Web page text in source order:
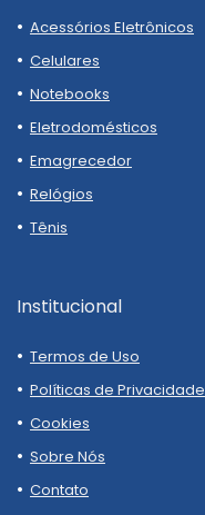
Acessórios Eletrônicos
Celulares
Notebooks
Eletrodomésticos
Emagrecedor
Relógios
Tênis
Institucional
Termos de Uso
Políticas de Privacidade
Cookies
Sobre Nós
Contato